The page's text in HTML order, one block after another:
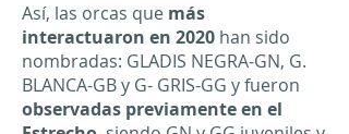
Así, las orcas que más
interactuaron en 2020 han sido
nombradas: GLADIS NEGRA-GN, G.
BLANCA-GB y G- GRIS-GG y fueron
observadas previamente en el